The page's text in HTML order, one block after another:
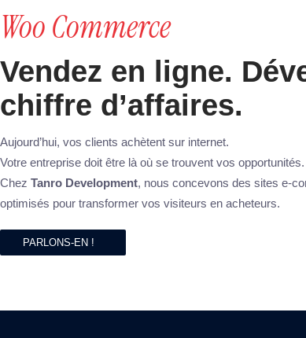
Woo Commerce
Vendez en ligne.
chiffre d’affaires.
Aujourd’hui, vos clients achètent sur internet.
Votre entreprise doit être là où se trouvent vos opportunités.
Chez Tanro Development, nous concevons des sites e-
optimisés pour transformer vos visiteurs en acheteurs.
PARLONS-EN !